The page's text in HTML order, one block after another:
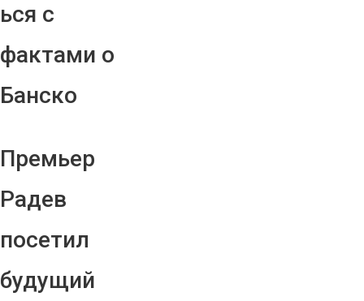
ься с
фактами о
Банско
Премьер
Радев
посетил
будущий